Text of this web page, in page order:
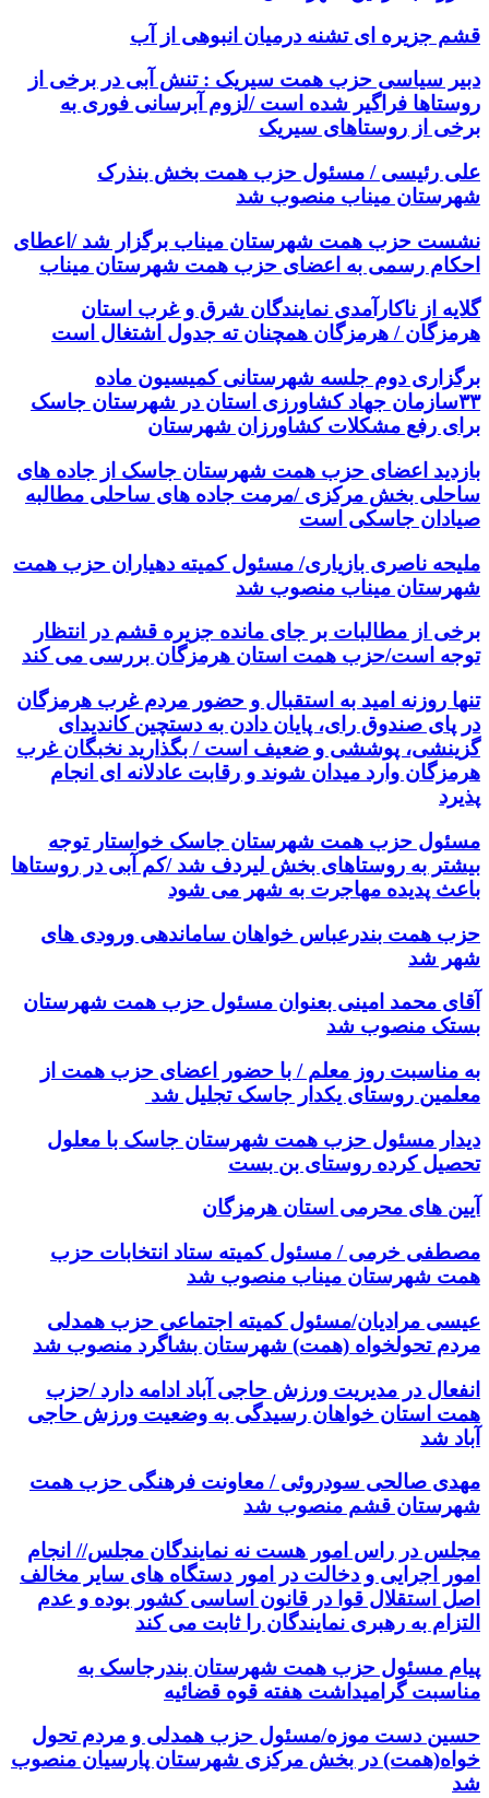
قشم جزیره ای تشنه درمیان انبوهی از آب
دبیر سیاسی حزب همت سیریک : تنش آبی در برخی از
روستاها فراگیر شده است /لزوم آبرسانی فوری به
برخی از روستاهای سیریک
علی رئیسی / مسئول حزب همت بخش بنذرک
شهرستان میناب منصوب شد
نشست حزب همت شهرستان میناب برگزار شد /اعطای
احکام رسمی به اعضای حزب همت شهرستان میناب
گلایه از ناکارآمدی نمایندگان شرق و غرب استان
هرمزگان / هرمزگان همچنان ته جدول اشتغال است
برگزاری دوم جلسه شهرستانی کمیسیون ماده
۳۳سازمان جهاد کشاورزی استان در شهرستان جاسک
برای رفع مشکلات کشاورزان شهرستان
بازدید اعضای حزب همت شهرستان جاسک از جاده های
ساحلی بخش مرکزی /مرمت جاده های ساحلی مطالبه
صیادان جاسکی است
ملیحه ناصری بازیاری/ مسئول کمیته دهیاران حزب همت
شهرستان میناب منصوب شد
برخی از مطالبات بر جای مانده جزیره قشم در انتظار
توجه است/حزب همت استان هرمزگان بررسی می کند
تنها روزنه امید به استقبال و حضور مردم غرب هرمزگان
در پای صندوق رای، پایان دادن به دستچین کاندیدای
گزینشی، پوششی و ضعیف است / بگذارید نخبگان غرب
هرمزگان وارد میدان شوند و رقابت عادلانه ای انجام
پذیرد
مسئول حزب همت شهرستان جاسک خواستار توجه
بیشتر به روستاهای بخش لیردف شد /کم آبی در روستاها
باعث پدیده مهاجرت به شهر می شود
حزب همت بندرعباس خواهان ساماندهی ورودی های
شهر شد
آقای محمد امینی بعنوان مسئول حزب همت شهرستان
بستک منصوب شد
به مناسبت روز معلم / با حضور اعضای حزب همت از
معلمین روستای یکدار جاسک تجلیل شد
دیدار مسئول حزب همت شهرستان جاسک با معلول
تحصیل کرده روستای بن بست
آیین های محرمی استان هرمزگان
مصطفی خرمی / مسئول کمیته ستاد انتخابات حزب
همت شهرستان میناب منصوب شد
عیسی مرادیان/مسئول کمیته اجتماعی حزب همدلی
مردم تحولخواه (همت) شهرستان بشاگرد منصوب شد
انفعال در مدیریت ورزش حاجی آباد ادامه دارد /حزب
همت استان خواهان رسیدگی به وضعیت ورزش حاجی
آباد شد
مهدی صالحی سودروئی / معاونت فرهنگی حزب همت
شهرستان قشم منصوب شد
مجلس در راس امور هست نه نمایندگان مجلس// انجام
امور اجرایی و دخالت در امور دستگاه های سایر مخالف
اصل استقلال قوا در قانون اساسی کشور بوده و عدم
التزام به رهبری نمایندگان را ثابت می کند
پیام مسئول حزب همت شهرستان بندرجاسک به
مناسبت گرامیداشت هفته قوه قضائیه
حسین دست موزه/مسئول حزب همدلی و مردم تحول
خواه(همت) در بخش مرکزی شهرستان پارسیان منصوب
شد